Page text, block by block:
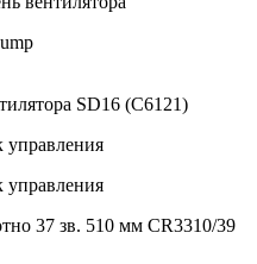
SD16 (С6121)
37 зв. 510 мм CR3310/39